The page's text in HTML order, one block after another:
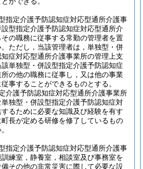
指定介護予防認知症対応型通所介護事
型指定介護予防認知症対応型通所介
の職務に従事する常勤の管理者を置
ただし，当該管理者は，単独型・併
症対応型通所介護事業所の管理上支
単独型・併設型指定介護予防認知症
の他の職務に従事し，又は他の事業
事することができるものとする。
介護予防認知症対応型通所介護事業所
独型・併設型指定介護予防認知症対
るために必要な知識及び経験を有す
長が定める研修を修了しているもの
指定介護予防認知症対応型通所介護事
練室，静養室，相談室及び事務室を
その他の非常災害に際して必要な設